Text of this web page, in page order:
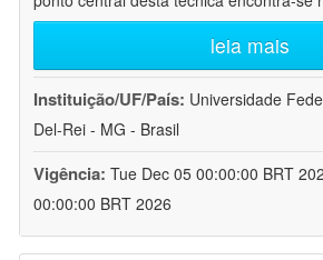
leia mais
Instituição/UF/País: Universidade
Del-Rei - MG - Brasil
Vigência: Tue Dec 05 00:00:00 BRT
00:00:00 BRT 2026